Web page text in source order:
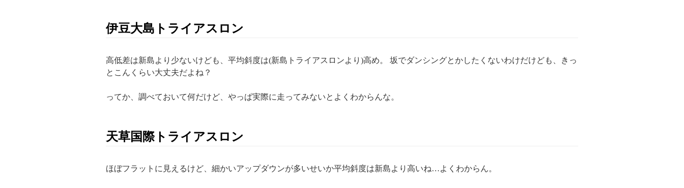
伊豆大島トライアスロン
高低差は新島より少ないけども、平均斜度は(新島トライアスロンより)高め。 坂でダンシングとかしたくないわけだけども、きっ
とこんくらい大丈夫だよね？
ってか、調べておいて何だけど、やっぱ実際に走ってみないとよくわからんな。
天草国際トライアスロン
ほぼフラットに見えるけど、細かいアップダウンが多いせいか平均斜度は新島より高いね…よくわからん。